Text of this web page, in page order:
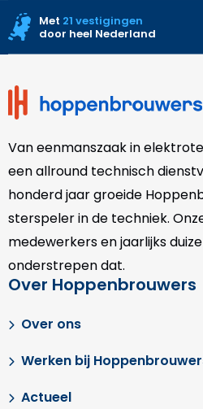
Site
Met 21 vestigingen
door heel Nederland
Van eenmanszaak in
een allround technisch
honderd jaar groeide
sterspeler in de techniek.
medewerkers en jaarlijks
onderstrepen dat.
Over Hoppenbrouwers
Over ons
Werken bij
Actueel